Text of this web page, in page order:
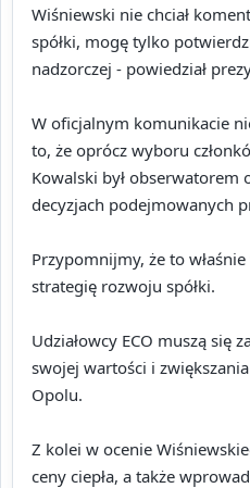
Wiśniewski nie chciał
spółki, mogę tylko
nadzorczej - powiedział
W oficjalnym komunikacie
to, że oprócz wyboru
Kowalski był obserwatorem
decyzjach podejmowanych
Przypomnijmy, że to
strategię rozwoju spółki.
Udziałowcy ECO muszą się
swojej wartości i
Opolu.
Z kolei w ocenie
ceny ciepła, a także